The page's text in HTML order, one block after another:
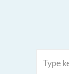
FOR: